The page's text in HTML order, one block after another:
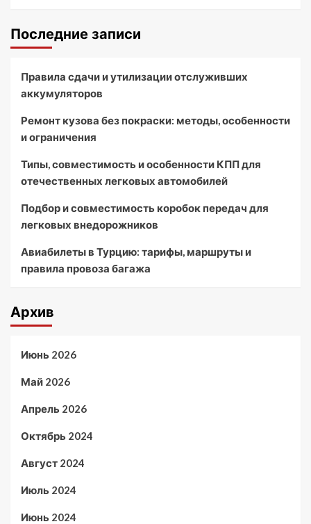
Последние записи
Правила сдачи и утилизации отслуживших
аккумуляторов
Ремонт кузова без покраски: методы, особенности
и ограничения
Типы, совместимость и особенности КПП для
отечественных легковых автомобилей
Подбор и совместимость коробок передач для
легковых внедорожников
Авиабилеты в Турцию: тарифы, маршруты и
правила провоза багажа
Архив
Июнь 2026
Май 2026
Апрель 2026
Октябрь 2024
Август 2024
Июль 2024
Июнь 2024